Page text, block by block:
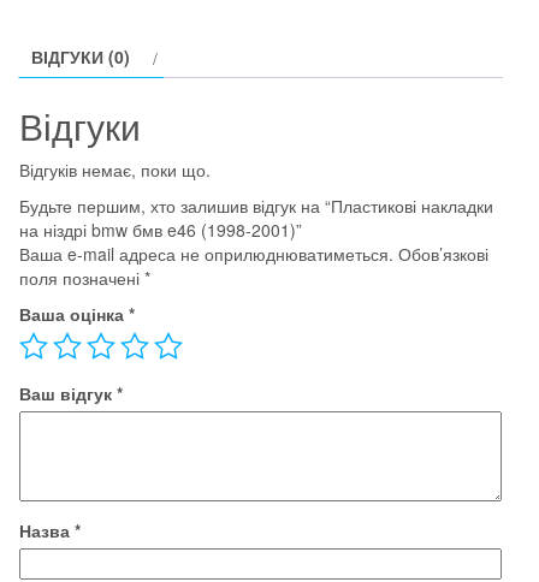
e46
2001)
кількість
ВІДГУКИ (0)
Відгуки
Відгуків немає, поки що.
Будьте першим, хто залишив відгук на “Пластикові накладки
на ніздрі bmw бмв e46 (1998-2001)”
Ваша e-mail адреса не оприлюднюватиметься. Обов’язкові
поля позначені *
Ваша оцінка *
Ваш відгук *
Назва *